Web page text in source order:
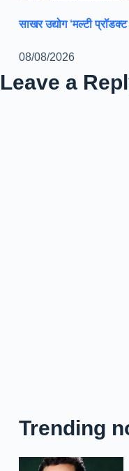
साखर उद्योग ‘मल्टी प्रॉडक्ट
08/08/2026
Leave a
Trending